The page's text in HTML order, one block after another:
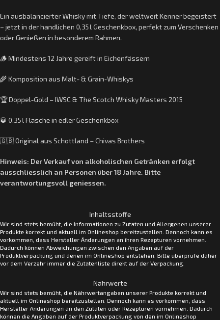
Ein ausbalancierter Whisky mit Tiefe, der weltweit Kenner begeistert
– jetzt in der handlichen 0,35 l Geschenkbox, perfekt zum Verschenken
oder Genießen in besonderem Rahmen.
🪵 Mindestens 12 Jahre gereift in Eichenfässern
🌾 Komposition aus Malt- & Grain-Whiskys
🏆 Doppel-Gold – IWSC & The Scotch Whisky Masters 2015
🥃 0,35 l Flasche in edler Geschenkbox
🇬🇧 Original aus Schottland – Chivas Brothers
Hinweis: Der Verkauf von alkoholischen Getränken erfolgt
ausschliesslich an Personen über 18 Jahre. Bitte
verantwortungsvoll geniessen.
Inhaltsstoffe
Wir sind stets bemüht, die Informationen zu Zutaten und Allergenen unserer
Produkte korrekt und aktuell im Onlineshop bereitzustellen. Dennoch kann es
vorkommen, dass Hersteller Änderungen an ihren Rezepturen vornehmen.
Dadurch können Abweichungen zwischen den Angaben auf der
Produktverpackung und denen im Onlineshop entstehen. Bitte überprüfe daher
vor dem Verzehr immer die Zutatenliste direkt auf der Verpackung.
Nährwerte
Wir sind stets bemüht, die Nährwertangaben unserer Produkte korrekt und
aktuell im Onlineshop bereitzustellen. Dennoch kann es vorkommen, dass
Hersteller Änderungen an den Zutaten oder Rezepturen vornehmen. Dadurch
können die Angaben auf der Produktverpackung von den im Onlineshop